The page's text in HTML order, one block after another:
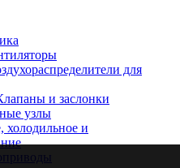
для
и заслонки
узлы
холодильное и